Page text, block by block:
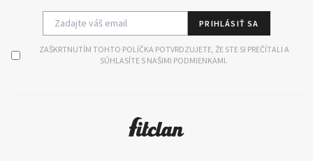
PRIHLÁSIŤ SA
ZAŠKRTNUTÍM TOHTO POLÍČKA POTVRDZUJETE, ŽE STE SI PREČÍTALI A
SÚHLASÍTE S NAŠIMI PODMIENKAMI.